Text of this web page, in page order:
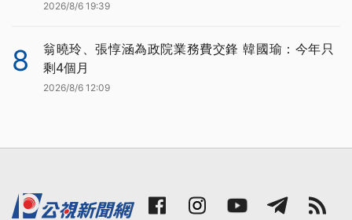
2026/8/6 19:39
8
翁曉玲、張惇涵為政院業務費交鋒 韓國瑜：今年只
剩4個月
2026/8/6 12:09